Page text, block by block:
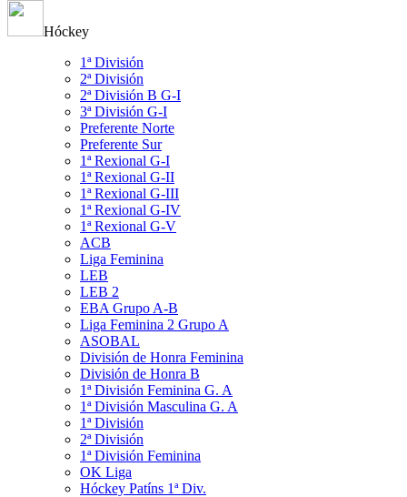
Hóckey
1ª División
2ª División
2ª División B G-I
3ª División G-I
Preferente Norte
Preferente Sur
1ª Rexional G-I
1ª Rexional G-II
1ª Rexional G-III
1ª Rexional G-IV
1ª Rexional G-V
ACB
Liga Feminina
LEB
LEB 2
EBA Grupo A-B
Liga Feminina 2 Grupo A
ASOBAL
División de Honra Feminina
División de Honra B
1ª División Feminina G. A
1ª División Masculina G. A
1ª División
2ª División
1ª División Feminina
OK Liga
Hóckey Patíns 1ª Div.